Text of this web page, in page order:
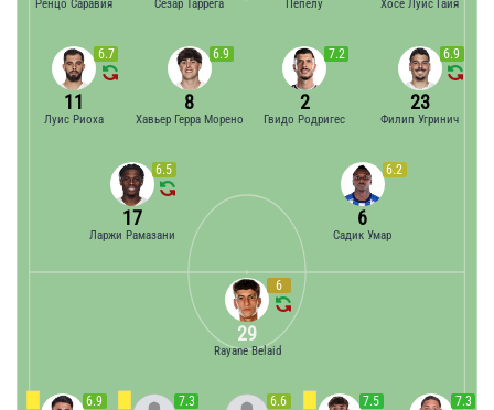
Хосе Луис Гайя
Пепелу
Сезар Таррега
Ренцо Саравия
6.9
23
Филип Угринич
7.2
2
Гвидо Родригес
6.9
8
Хавьер Герра Морено
6.7
11
Луис Риоха
6.2
6
Садик Умар
6.5
17
Ларжи Рамазани
6.9 7.3 6.6 7.5 7.3
6
29
Rayane Belaid